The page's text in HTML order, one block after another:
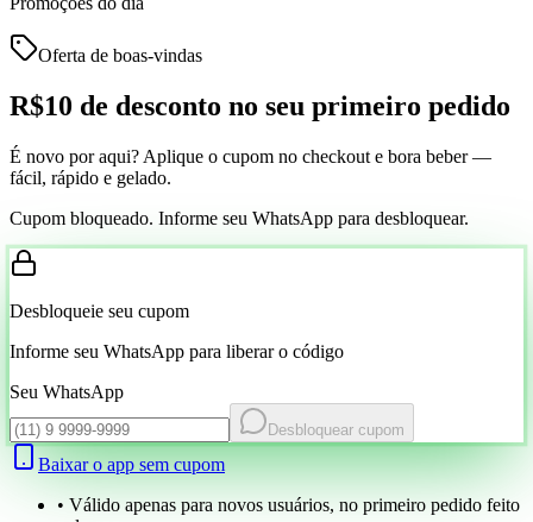
Oferta de boas-vindas
R$10 de desconto no seu primeiro pedido
É novo por aqui? Aplique o cupom no checkout e bora beber —
fácil, rápido e gelado.
Cupom bloqueado. Informe seu WhatsApp para desbloquear.
Desbloqueie seu cupom
Informe seu WhatsApp para liberar o código
Seu WhatsApp
Desbloquear cupom
Baixar o app sem cupom
• Válido apenas para novos usuários, no primeiro pedido feito